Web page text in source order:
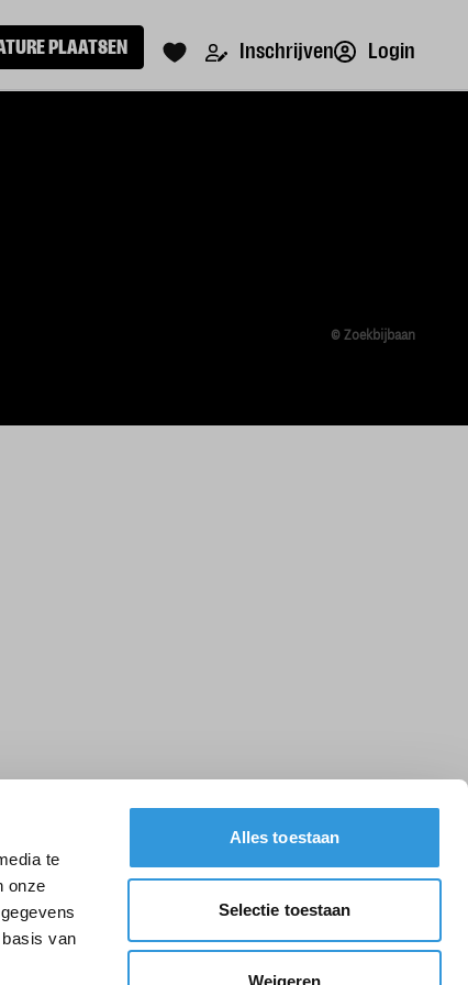
te
onze
van
Alles toestaan
Selectie toestaan
Weigeren
PLAATSEN Inschrijven Login
© Zoekbijbaan